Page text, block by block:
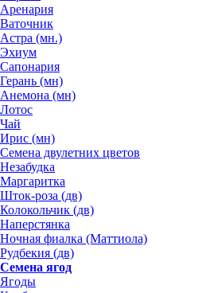
Аренария
Ваточник
Астра (мн.)
Эхиум
Сапонария
Герань (мн)
Анемона (мн)
Лотос
Чай
Ирис (мн)
Семена двулетних цветов
Незабудка
Маргаритка
Шток-роза (дв)
Колокольчик (дв)
Наперстянка
Ночная фиалка (Маттиола)
Рудбекия (дв)
Семена ягод
Ягоды